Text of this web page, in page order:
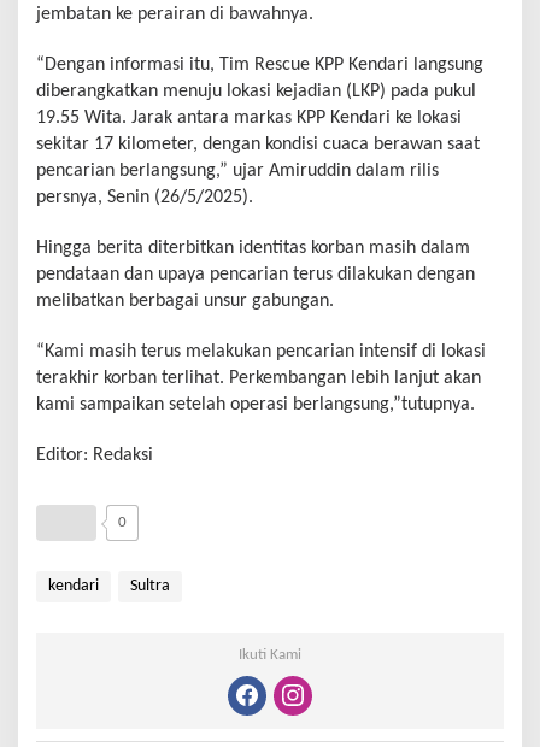
jembatan ke perairan di bawahnya.
“Dengan informasi itu, Tim Rescue KPP Kendari langsung
diberangkatkan menuju lokasi kejadian (LKP) pada pukul
19.55 Wita. Jarak antara markas KPP Kendari ke lokasi
sekitar 17 kilometer, dengan kondisi cuaca berawan saat
pencarian berlangsung,” ujar Amiruddin dalam rilis
persnya, Senin (26/5/2025).
Hingga berita diterbitkan identitas korban masih dalam
pendataan dan upaya pencarian terus dilakukan dengan
melibatkan berbagai unsur gabungan.
“Kami masih terus melakukan pencarian intensif di lokasi
terakhir korban terlihat. Perkembangan lebih lanjut akan
kami sampaikan setelah operasi berlangsung,”tutupnya.
Editor: Redaksi
0
kendari Sultra
Ikuti Kami